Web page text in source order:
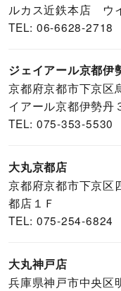
ルカス近鉄本店 ウ
TEL: 06-6628-2718
ジェイアール京都伊
京都府京都市下京区
イアール京都伊勢丹
TEL: 075-353-5530
大丸京都店
京都府京都市下京区
都店１Ｆ
TEL: 075-254-6824
大丸神戸店
兵庫県神戸市中央